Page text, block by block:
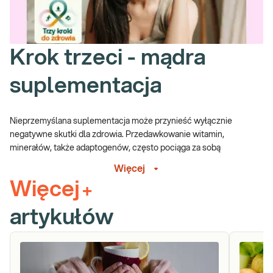
cukrzycę (możliwe do wykrycia przez proste oznaczenie stężenia
glukozy); także zaburzenia lipidowe ubiegające incydenty
sercowo-naczyniowe, czyli zawał serca i udar mózgu (wykrywane
za pomocą lipidogramu).
Krok trzeci - mądra
suplementacja
Nieprzemyślana suplementacja może przynieść wyłącznie
negatywne skutki dla zdrowia. Przedawkowanie witamin,
minerałów, także adaptogenów, często pociąga za sobą
dobrana suplementacja pozwoli na zmniejszenie skutków stresu,
czy też zwiększenie naszej odporności przed zbliżającym się
sezonem obfitym w zimno, ulewy i opady śniegu. Zatem zanim
sięgniemy po suplement, powinniśmy sprawdzić, czy
suplementacja jest nam niezbędna. Jak to zrobić?
W tym także pomogą nam właściwie dobrane badania
laboratoryjne.
Więcej
Więcej +
artykułów